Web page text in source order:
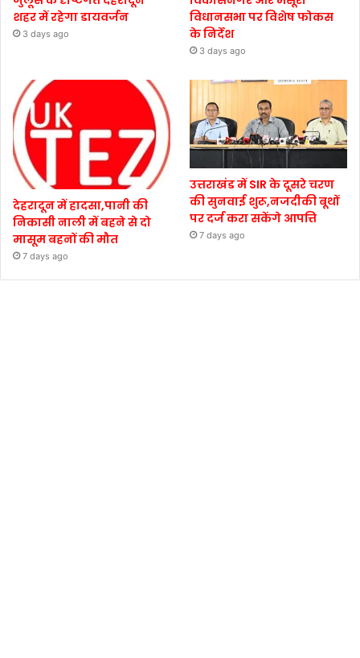
शहर में रहेगा डायवर्जन
3 days ago
विधानसभा पर विशेष फोकस
के निर्देश
3 days ago
देहरादून में हादसा,पानी की
निकासी नाली में बहने से दो
मासूम बहनों की मौत
7 days ago
उत्तराखंड में SIR के दूसरे चरण
की सुनवाई शुरू,नजदीकी बूथों
पर दर्ज करा सकेंगे आपत्ति
7 days ago